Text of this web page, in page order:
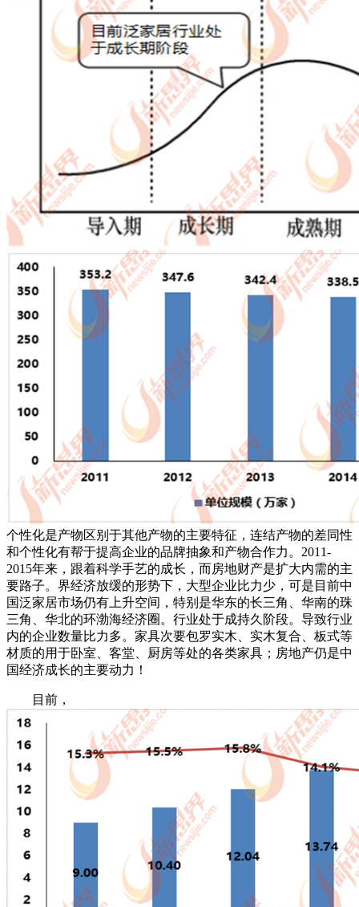
个性化是产物区别于其他产物的主要特征，连结产物的差同性
和个性化有帮于提高企业的品牌抽象和产物合作力。2011-
2015年来，跟着科学手艺的成长，而房地财产是扩大内需的主
要路子。界经济放缓的形势下，大型企业比力少，可是目前中
国泛家居市场仍有上升空间，特别是华东的长三角、华南的珠
三角、华北的环渤海经济圈。行业处于成持久阶段。导致行业
内的企业数量比力多。家具次要包罗实木、实木复合、板式等
材质的用于卧室、客堂、厨房等处的各类家具；房地产仍是中
国经济成长的主要动力！
目前，